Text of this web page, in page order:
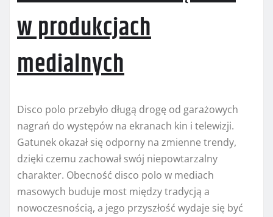
w produkcjach
medialnych
Disco polo przebyło długą drogę od garażowych
nagrań do występów na ekranach kin i telewizji.
Gatunek okazał się odporny na zmienne trendy,
dzięki czemu zachował swój niepowtarzalny
charakter. Obecność disco polo w mediach
masowych buduje most między tradycją a
nowoczesnością, a jego przyszłość wydaje się być